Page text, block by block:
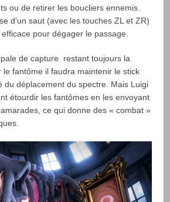
ou de retirer les boucliers ennemis.
d’un saut (avec les touches ZL et ZR)
pour dégager le passage.
de capture restant toujours la
le fantôme il faudra maintenir le stick
du déplacement du spectre. Mais Luigi
étourdir les fantômes en les envoyant
ce qui donne des « combat »